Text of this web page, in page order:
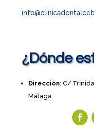
¿Dónde
Dirección: C/
Málaga